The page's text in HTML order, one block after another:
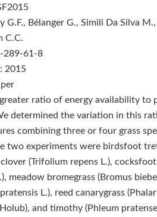
G.F., Bélanger G., Simili Da Silva
C.C.
289-61-8
2015
ratio of energy availability
determined the variation in this
combining three or four grass
two experiments were birdsfoot
(Trifolium repens L.),
meadow bromegrass (Bromus
L.), reed canarygrass
and timothy (Phleum